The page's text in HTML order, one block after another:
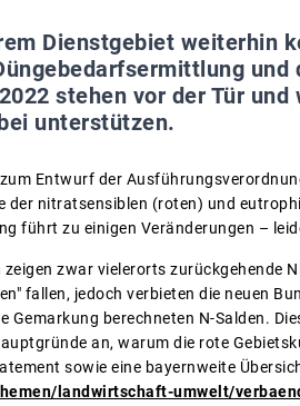
Dienstgebiet weiterhin
und
stehen vor der Tür und
unterstützen.
Entwurf der
nitratsensiblen (roten) und
führt zu einigen Veränderungen –
zwar vielerorts zurückgehende
fallen, jedoch verbieten die neuen
Gemarkung berechneten N-Salden.
an, warum die rote
sowie eine bayernweite
landwirtschaft-umwelt/